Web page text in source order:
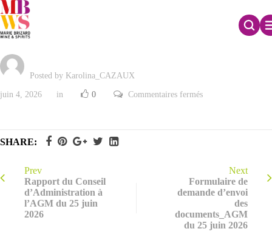
Formulaire de vote AGM du 25 juin 2026
Posted by Karolina_CAZAUX
juin 4, 2026 in 0 Commentaires ferméssur
SHARE:
Prev
Rapport du Conseil
d’Administration à
l’AGM du 25 juin
2026
Next
Formulaire de
demande d’envoi
des
documents_AGM
du 25 juin 2026